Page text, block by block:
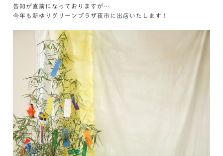
告知が直前になっておりますが…
今年も新ゆりグリーンプラザ夜市に出店いたします！